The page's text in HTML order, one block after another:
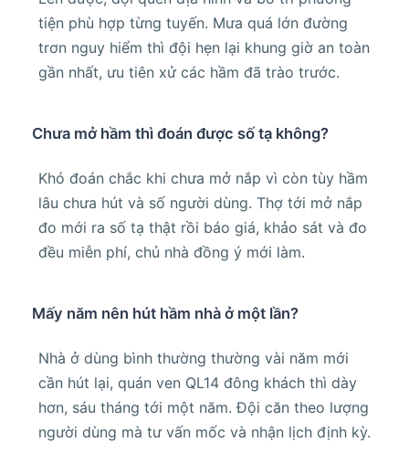
tiện phù hợp từng tuyến. Mưa quá lớn đường
trơn nguy hiểm thì đội hẹn lại khung giờ an toàn
gần nhất, ưu tiên xử các hầm đã trào trước.
Chưa mở hầm thì đoán được số tạ không?
Khó đoán chắc khi chưa mở nắp vì còn tùy hầm
lâu chưa hút và số người dùng. Thợ tới mở nắp
đo mới ra số tạ thật rồi báo giá, khảo sát và đo
đều miễn phí, chủ nhà đồng ý mới làm.
Mấy năm nên hút hầm nhà ở một lần?
Nhà ở dùng bình thường thường vài năm mới
cần hút lại, quán ven QL14 đông khách thì dày
hơn, sáu tháng tới một năm. Đội căn theo lượng
người dùng mà tư vấn mốc và nhận lịch định kỳ.